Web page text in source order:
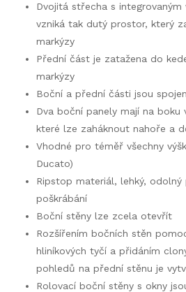
Dvojitá střecha s
vzniká tak dutý prostor, který
markýzy
Přední část je zatažena do
markýzy
Boční a přední části jsou
Dva boční panely mají na boku
které lze zaháknout nahoře a
Vhodné pro téměř všechny
Ducato)
Ripstop materiál, lehký,
poškrábání
Boční stěny lze zcela otevřít
Rozšířením bočních stěn
hliníkových tyčí a přidáním
pohledů na přední stěnu je
Rolovací boční stěny s okny